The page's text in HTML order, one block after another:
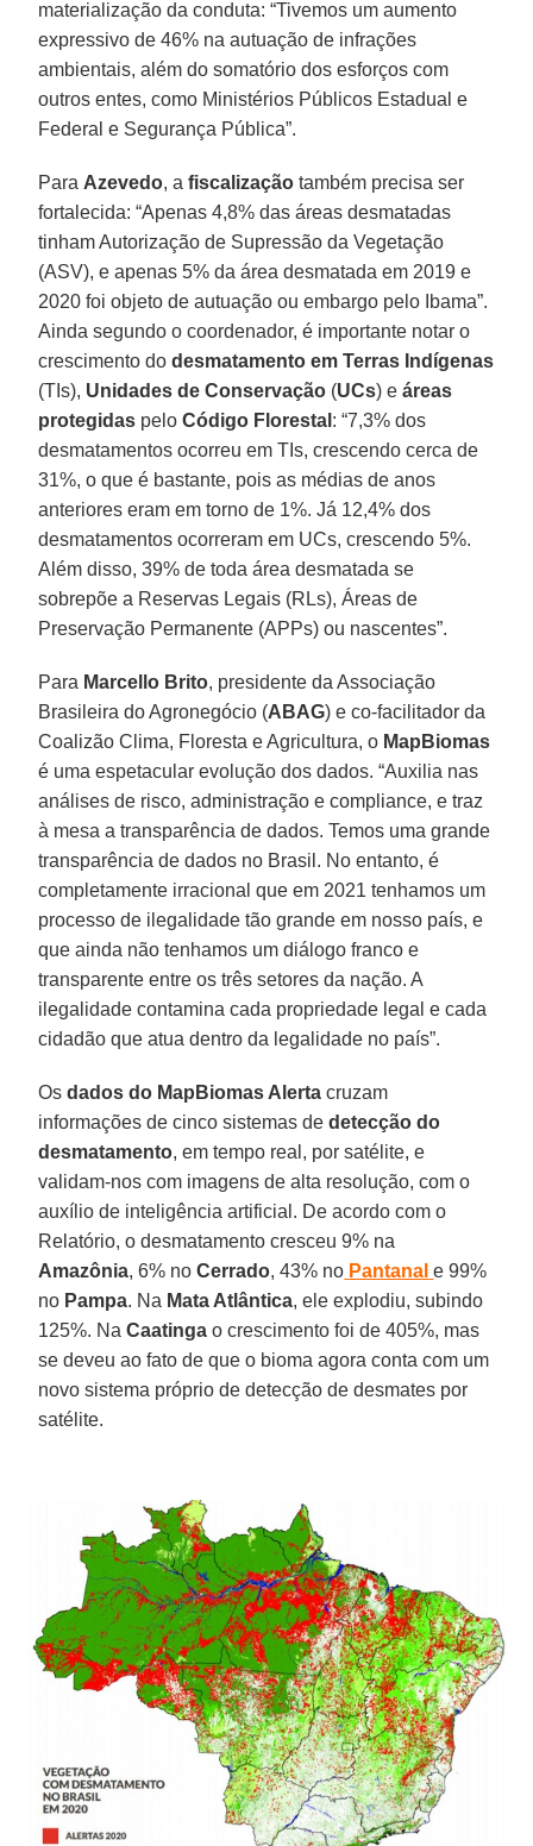
materialização da conduta: “Tivemos um aumento
expressivo de 46% na autuação de infrações
ambientais, além do somatório dos esforços com
outros entes, como Ministérios Públicos Estadual e
Federal e Segurança Pública”.
Para Azevedo, afiscalização também precisa ser
fortalecida: “Apenas 4,8% das áreas desmatadas
tinham Autorização de Supressão da Vegetação
(ASV), e apenas 5% da área desmatada em 2019 e
2020 foi objeto de autuação ou embargo pelo Ibama”.
Ainda segundo o coordenador, é importante notar o
crescimento dodesmatamento em Terras Indígenas
(TIs), Unidades de Conservação (UCs) eáreas
protegidas peloCódigo Florestal : “7,3% dos
desmatamentos ocorreu em TIs, crescendo cerca de
31%, o que é bastante, pois as médias de anos
anteriores eram em torno de 1%. Já 12,4% dos
desmatamentos ocorreram em UCs, crescendo 5%.
Além disso, 39% de toda área desmatada se
sobrepõe a Reservas Legais (RLs), Áreas de
Preservação Permanente (APPs) ou nascentes”.
Para Marcello Brito, presidente da Associação
Brasileira do Agronegócio (ABAG) e co-facilitador da
Coalizão Clima, Floresta e Agricultura, o MapBiomas
é uma espetacular evolução dos dados. “Auxilia nas
análises de risco, administração e compliance, e traz
à mesa a transparência de dados. Temos uma grande
transparência de dados no Brasil. No entanto, é
completamente irracional que em 2021 tenhamos um
processo de ilegalidade tão grande em nosso país, e
que ainda não tenhamos um diálogo franco e
transparente entre os três setores da nação. A
ilegalidade contamina cada propriedade legal e cada
cidadão que atua dentro da legalidade no país”.
Osdados do MapBiomas Alerta cruzam
informações de cinco sistemas dedetecção do
desmatamento, em tempo real, por satélite, e
validam-nos com imagens de alta resolução, com o
auxílio de inteligência artificial. De acordo com o
Relatório, o desmatamento cresceu 9% na
Amazônia, 6% noCerrado, 43% no Pantanal e 99%
no Pampa. Na Mata Atlântica, ele explodiu, subindo
125%. NaCaatinga o crescimento foi de 405%, mas
se deveu ao fato de que o bioma agora conta com um
novo sistema próprio de detecção de desmates por
satélite.